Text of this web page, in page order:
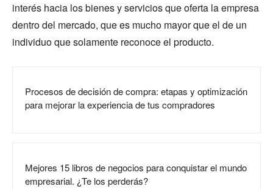
interés hacia los bienes y servicios que oferta la empresa
dentro del mercado, que es mucho mayor que el de un
individuo que solamente reconoce el producto.
Procesos de decisión de compra: etapas y optimización
para mejorar la experiencia de tus compradores
Mejores 15 libros de negocios para conquistar el mundo
empresarial. ¿Te los perderás?